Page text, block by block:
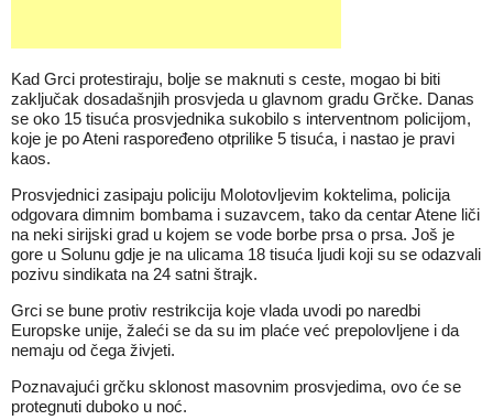
Kad Grci protestiraju, bolje se maknuti s ceste, mogao bi biti
zaključak dosadašnjih prosvjeda u glavnom gradu Grčke. Danas
se oko 15 tisuća prosvjednika sukobilo s interventnom policijom,
koje je po Ateni raspoređeno otprilike 5 tisuća, i nastao je pravi
kaos.
Prosvjednici zasipaju policiju Molotovljevim koktelima, policija
odgovara dimnim bombama i suzavcem, tako da centar Atene liči
na neki sirijski grad u kojem se vode borbe prsa o prsa. Još je
gore u Solunu gdje je na ulicama 18 tisuća ljudi koji su se odazvali
pozivu sindikata na 24 satni štrajk.
Grci se bune protiv restrikcija koje vlada uvodi po naredbi
Europske unije, žaleći se da su im plaće već prepolovljene i da
nemaju od čega živjeti.
Poznavajući grčku sklonost masovnim prosvjedima, ovo će se
protegnuti duboko u noć.